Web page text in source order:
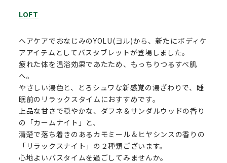
LOFT
ヘアケアでおなじみのYOLU(ヨル)から、新たにボディケ
アアイテムとしてバスタブレットが登場しました。
疲れた体を温浴効果であたため、もっちりつるすべ肌
へ。
やさしい湯色と、とろシュワな新感覚の湯ざわりで、睡
眠前のリラックスタイムにおすすめです。
上品な甘さで穏やかな、ダフネ＆サンダルウッドの香り
の「カームナイト」と、
清楚で落ち着きのあるカモミール＆ヒヤシンスの香りの
「リラックスナイト」の２種類ございます。
心地よいバスタイムを過ごしてみませんか。